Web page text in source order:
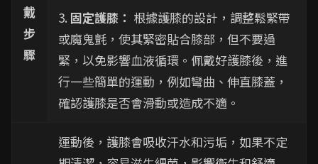
戴
步
驟
3. 固定護膝： 根據護膝的設計，調整鬆緊帶
或魔鬼氈，使其緊密貼合膝部，但不要過
緊，以免影響血液循環。佩戴好護膝後，進
行一些簡單的運動，例如彎曲、伸直膝蓋，
確認護膝是否會滑動或造成不適。
運動後，護膝會吸收汗水和污垢，如果不定